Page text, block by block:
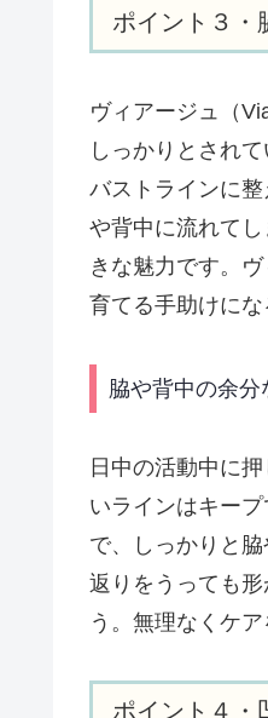
ポイント３・
ヴィアージュ（
しっかりとされ
バストラインに
や背中に流れて
きな魅力です。
育てる手助けにな
脇や背中の余
日中の活動中に
いラインはキー
で、しっかりと
返りをうっても
う。無理なくケ
ポイント４・